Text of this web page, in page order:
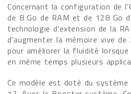
Concernant la configuration de
de 8 Go de RAM et de 128 Go
technologie d'extension de la
d'augmenter la mémoire vive
pour améliorer la fluidité
en même temps plusieurs
Ce modèle est doté du système